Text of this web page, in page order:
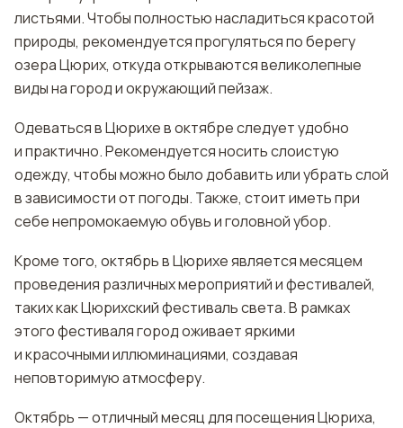
листьями. Чтобы полностью насладиться красотой
природы, рекомендуется прогуляться по берегу
озера Цюрих, откуда открываются великолепные
виды на город и окружающий пейзаж.
Одеваться в Цюрихе в октябре следует удобно
и практично. Рекомендуется носить слоистую
одежду, чтобы можно было добавить или убрать слой
в зависимости от погоды. Также, стоит иметь при
себе непромокаемую обувь и головной убор.
Кроме того, октябрь в Цюрихе является месяцем
проведения различных мероприятий и фестивалей,
таких как Цюрихский фестиваль света. В рамках
этого фестиваля город оживает яркими
и красочными иллюминациями, создавая
неповторимую атмосферу.
Октябрь — отличный месяц для посещения Цюриха,